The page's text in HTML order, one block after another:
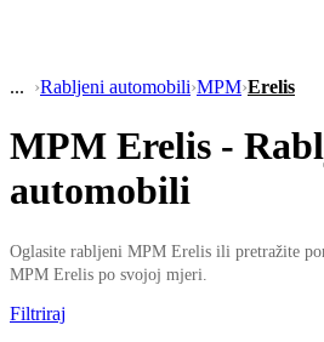
›Rabljeni automobili›MPM›Erelis
MPM Erelis -
automobili
Oglasite rabljeni MPM Erelis ili pretražite
MPM Erelis po svojoj mjeri.
Filtriraj